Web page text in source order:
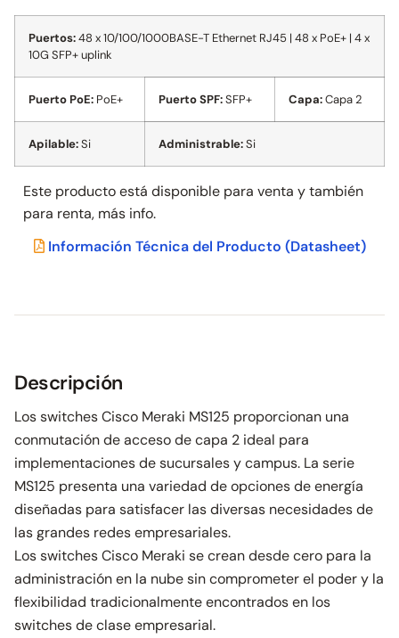
Puertos:48 x 10/100/1000BASE-T Ethernet RJ45 | 48 x PoE+ | 4 x
10G SFP+ uplink
Puerto PoE: PoE+ Puerto SPF:SFP+ Capa:Capa 2
Apilable:Si Administrable:Si
Este producto está disponible para venta y también
para renta, más info.
Información Técnica del Producto (Datasheet)
Descripción
Los switches Cisco Meraki MS125 proporcionan una
conmutación de acceso de capa 2 ideal para
implementaciones de sucursales y campus. La serie
MS125 presenta una variedad de opciones de energía
diseñadas para satisfacer las diversas necesidades de
las grandes redes empresariales.
Los switches Cisco Meraki se crean desde cero para la
administración en la nube sin comprometer el poder y la
flexibilidad tradicionalmente encontrados en los
switches de clase empresarial.